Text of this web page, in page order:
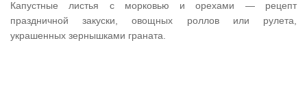
Капустные листья с морковью и орехами — рецепт
праздничной закуски, овощных роллов или рулета,
украшенных зернышками граната.